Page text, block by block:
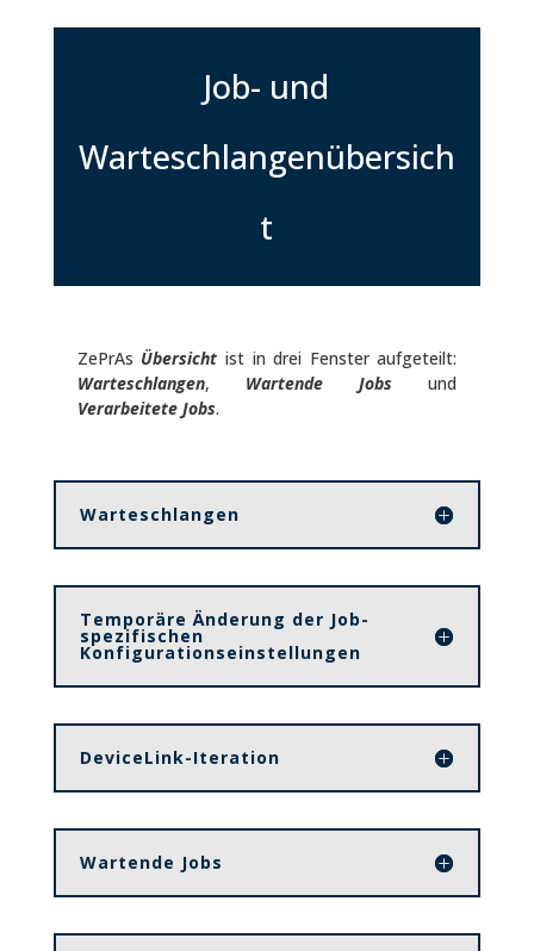
Job- und
Warteschlangenübersich
t
ZePrAs Übersicht ist in drei Fenster aufgeteilt:
Warteschlangen, Wartende Jobs und
Verarbeitete Jobs.
Warteschlangen
Temporäre Änderung der Job-
spezifischen
Konfigurationseinstellungen
DeviceLink-Iteration
Wartende Jobs